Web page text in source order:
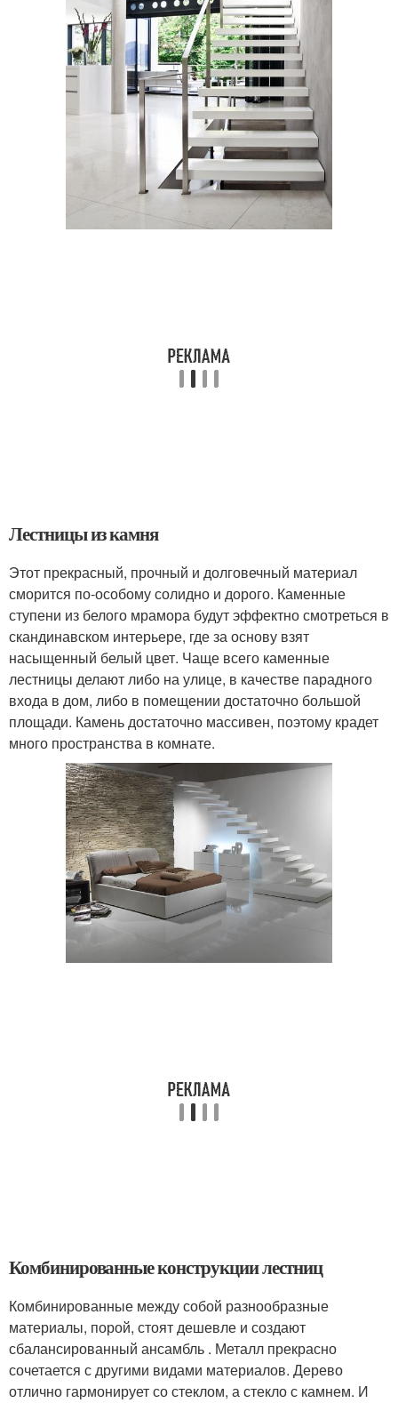
Лестницы из камня
Этот прекрасный, прочный и долговечный материал
сморится по-особому солидно и дорого. Каменные
ступени из белого мрамора будут эффектно смотреться в
скандинавском интерьере, где за основу взят
насыщенный белый цвет. Чаще всего каменные
лестницы делают либо на улице, в качестве парадного
входа в дом, либо в помещении достаточно большой
площади. Камень достаточно массивен, поэтому крадет
много пространства в комнате.
Комбинированные конструкции лестниц
Комбинированные между собой разнообразные
материалы, порой, стоят дешевле и создают
сбалансированный ансамбль . Металл прекрасно
сочетается с другими видами материалов. Дерево
отлично гармонирует со стеклом, а стекло с камнем. И